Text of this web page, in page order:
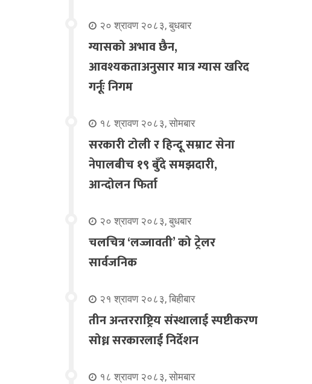
२० श्रावण २०८३, बुधबार
ग्यासको अभाव छैन,
आवश्यकताअनुसार मात्र ग्यास खरिद
गर्नूः निगम
१८ श्रावण २०८३, सोमबार
सरकारी टोली र हिन्दू सम्राट सेना
नेपालबीच १९ बुँदे समझदारी,
आन्दोलन फिर्ता
२० श्रावण २०८३, बुधबार
चलचित्र ‘लज्जावती’ को ट्रेलर
सार्वजनिक
२१ श्रावण २०८३, बिहीबार
तीन अन्तरराष्ट्रिय संस्थालाई स्पष्टीकरण
सोध्न सरकारलाई निर्देशन
१८ श्रावण २०८३, सोमबार